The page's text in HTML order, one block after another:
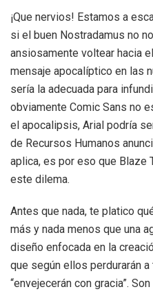
¡Que nervios! Estamos a
si el buen Nostradamus no
ansiosamente voltear hacia
mensaje apocalíptico en las
sería la adecuada para
obviamente Comic Sans no
el apocalipsis, Arial podría
de Recursos Humanos
aplica, es por eso que Blaze
este dilema.
Antes que nada, te platico
más y nada menos que una
diseño enfocada en la
que según ellos perdurarán
“envejecerán con gracia”.